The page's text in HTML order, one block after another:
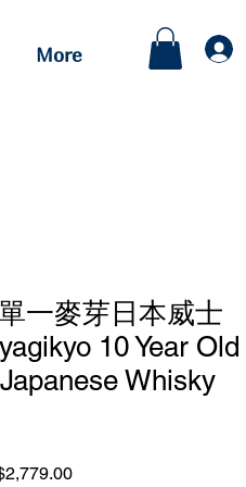
More
一麥芽日本威士
10 Year Old
Whisky
促